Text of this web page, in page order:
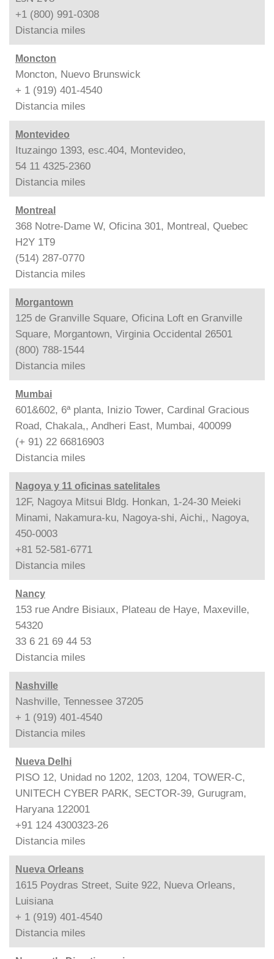
+1 (800) 991-0308
Distancia miles
Moncton
Moncton, Nuevo Brunswick
+ 1 (919) 401-4540
Distancia miles
Montevideo
Ituzaingo 1393, esc.404, Montevideo,
54 11 4325-2360
Distancia miles
Montreal
368 Notre-Dame W, Oficina 301, Montreal, Quebec
H2Y 1T9
(514) 287-0770
Distancia miles
Morgantown
125 de Granville Square, Oficina Loft en Granville
Square, Morgantown, Virginia Occidental 26501
(800) 788-1544
Distancia miles
Mumbai
601&602, 6ª planta, Inizio Tower, Cardinal Gracious
Road, Chakala,, Andheri East, Mumbai, 400099
(+ 91) 22 66816903
Distancia miles
Nagoya y 11 oficinas satelitales
12F, Nagoya Mitsui Bldg. Honkan, 1-24-30 Meieki
Minami, Nakamura-ku, Nagoya-shi, Aichi,, Nagoya,
450-0003
+81 52-581-6771
Distancia miles
Nancy
153 rue Andre Bisiaux, Plateau de Haye, Maxeville,
54320
33 6 21 69 44 53
Distancia miles
Nashville
Nashville, Tennessee 37205
+ 1 (919) 401-4540
Distancia miles
Nueva Delhi
PISO 12, Unidad no 1202, 1203, 1204, TOWER-C,
UNITECH CYBER PARK, SECTOR-39, Gurugram,
Haryana 122001
+91 124 4300323-26
Distancia miles
Nueva Orleans
1615 Poydras Street, Suite 922, Nueva Orleans,
Luisiana
+ 1 (919) 401-4540
Distancia miles